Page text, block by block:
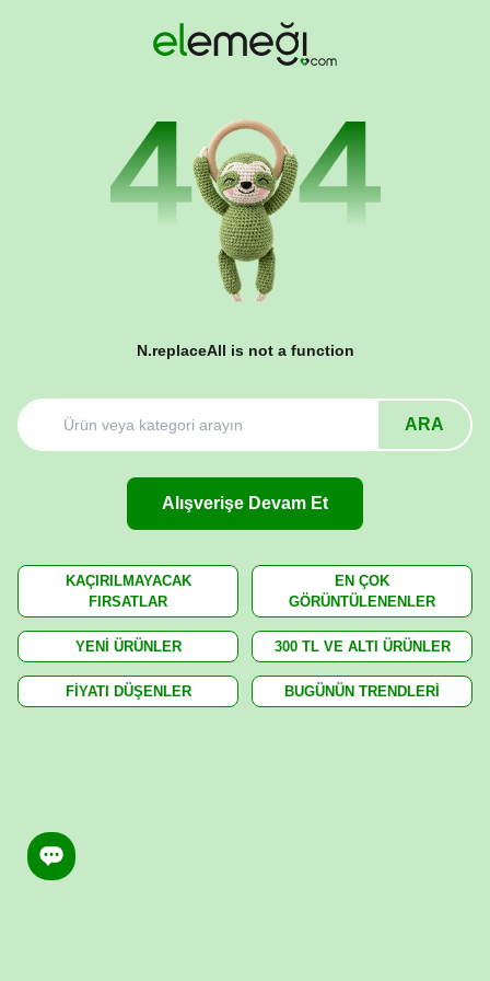
N.replaceAll is not a function
ARA
Alışverişe Devam Et
KAÇIRILMAYACAK
FIRSATLAR
EN ÇOK
GÖRÜNTÜLENENLER
YENİ ÜRÜNLER 300 TL VE ALTI ÜRÜNLER
FİYATI DÜŞENLER BUGÜNÜN TRENDLERİ